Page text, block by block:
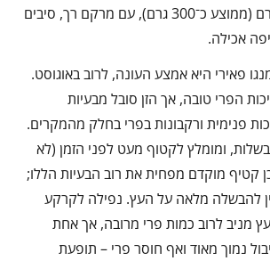
במשקל 250-400 גרם (ממוצע כ־300 גרם), עם מרקם רך, סיבים
אכילה.
פאירי היא אמצע העונה, לרוב באוגוסט.
הפרי טובה, אך הזן סובל מבעיות
פנימית ורקבונות בפרי בחלק מהמקרים.
ומומלץ לקטוף מעט לפני הזמן (לא
קטיף מוקדם מפחית את רוב הבעיות הללו;
להבשלה מלאה על העץ. נפילה לקרקע
מניב לרוב כמות פרי מרובה, אך אחת
נמוך מאוד ואף חוסר פרי – תופעת